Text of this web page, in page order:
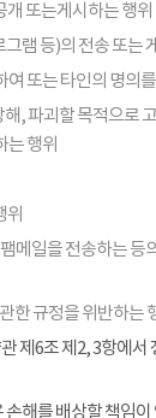
개 또는게시하는 행위
램 등)의 전송 또는
또는 타인의 명의
, 파괴할 목적으로
는 행위
위
메일을 전송하는
한 규정을 위반하는
제6조 제2, 3항에
해를 배상할 책임이